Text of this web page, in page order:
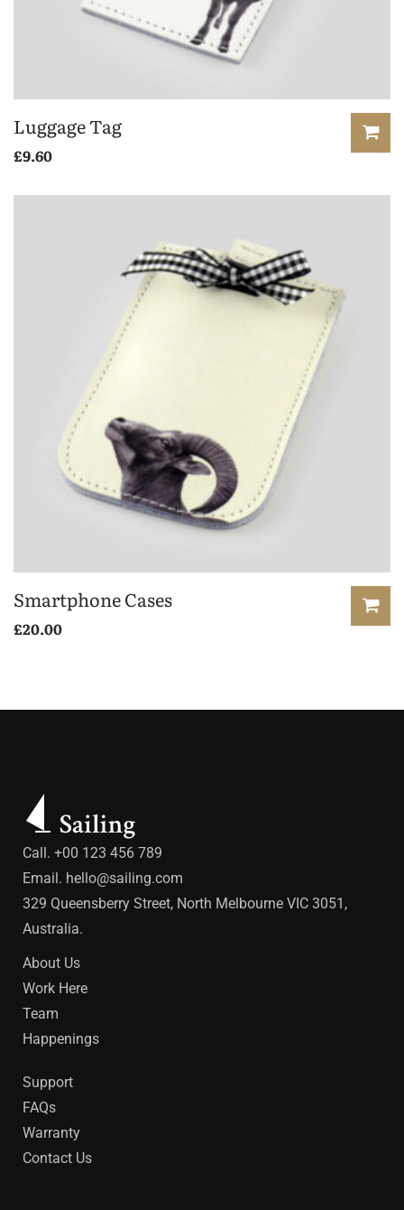
Luggage Tag
£9.60
Smartphone Cases
£20.00
Call. +00 123 456 789
Email. hello@sailing.com
329 Queensberry Street, North Melbourne VIC 3051,
Australia.
About Us
Work Here
Team
Happenings
Support
FAQs
Warranty
Contact Us